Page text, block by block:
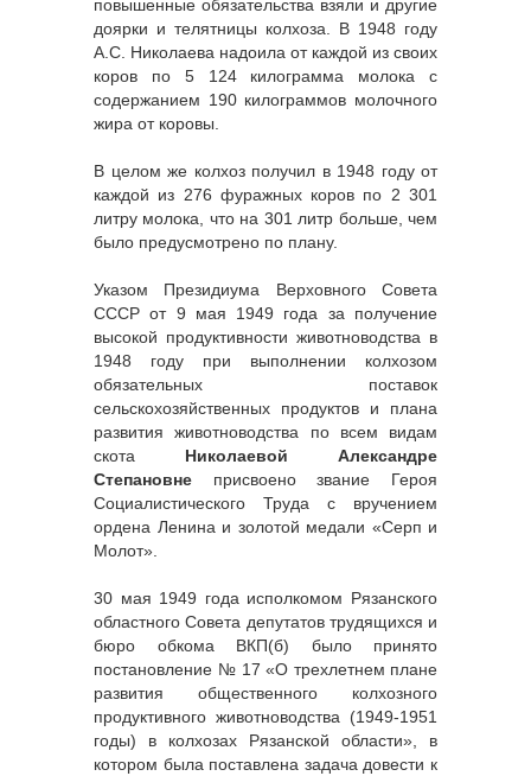
повышенные обязательства взяли и другие
доярки и телятницы колхоза. В 1948 году
А.С. Николаева надоила от каждой из своих
коров по 5 124 килограмма молока с
содержанием 190 килограммов молочного
жира от коровы.
В целом же колхоз получил в 1948 году от
каждой из 276 фуражных коров по 2 301
литру молока, что на 301 литр больше, чем
было предусмотрено по плану.
Указом Президиума Верховного Совета
СССР от 9 мая 1949 года за получение
высокой продуктивности животноводства в
1948 году при выполнении колхозом
обязательных поставок
сельскохозяйственных продуктов и плана
развития животноводства по всем видам
скота Николаевой Александре
Степановне присвоено звание Героя
Социалистического Труда с вручением
ордена Ленина и золотой медали «Серп и
Молот».
30 мая 1949 года исполкомом Рязанского
областного Совета депутатов трудящихся и
бюро обкома ВКП(б) было принято
постановление № 17 «О трехлетнем плане
развития общественного колхозного
продуктивного животноводства (1949-1951
годы) в колхозах Рязанской области», в
котором была поставлена задача довести к